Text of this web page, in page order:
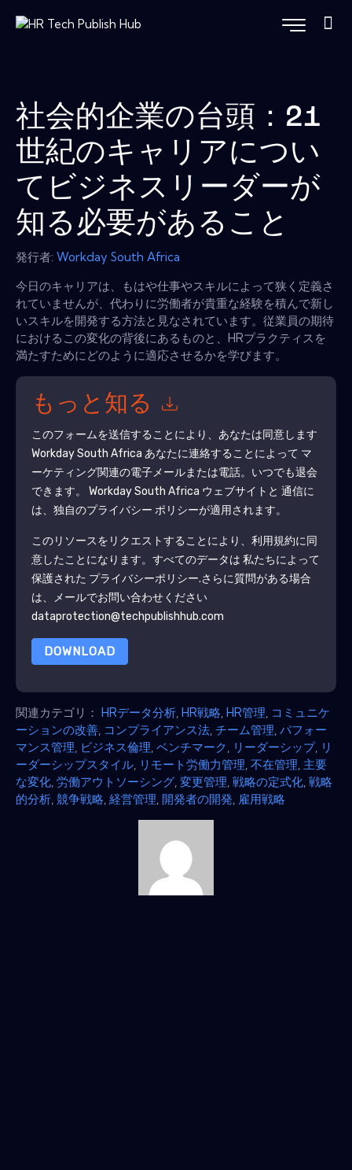
社会的企業の台頭：21
世紀のキャリアについ
てビジネスリーダーが
知る必要があること
発行者: Workday South Africa
今日のキャリアは、もはや仕事やスキルによって狭く定義さ
れていませんが、代わりに労働者が貴重な経験を積んで新し
いスキルを開発する方法と見なされています。従業員の期待
におけるこの変化の背後にあるものと、HRプラクティスを
満たすためにどのように適応させるかを学びます。
もっと知る
このフォームを送信することにより、あなたは同意します
Workday South Africa あなたに連絡することによって マ
ーケティング関連の電子メールまたは電話。いつでも退会
できます。 Workday South Africa ウェブサイトと 通信に
は、独自のプライバシー ポリシーが適用されます。
このリソースをリクエストすることにより、利用規約に同
意したことになります。すべてのデータは 私たちによって
保護された プライバシーポリシー.さらに質問がある場合
は、メールでお問い合わせください
dataprotection@techpublishhub.com
DOWNLOAD
関連カテゴリ： HRデータ分析 HR戦略 HR管理 コミュニケ
ーションの改善 コンプライアンス法 チーム管理 パフォー
マンス管理 ビジネス倫理 ベンチマーク リーダーシップ, リ
ーダーシップスタイル リモート労働力管理 不在管理 主要
な変化 労働アウトソーシング 変更管理 戦略の定式化 戦略
的分析 競争戦略 経営管理 開発者の開発 雇用戦略